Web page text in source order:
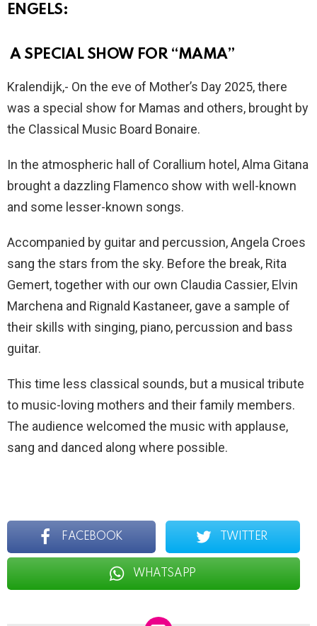
ENGELS:
A SPECIAL SHOW FOR “MAMA”
Kralendijk,- On the eve of Mother’s Day 2025, there
was a special show for Mamas and others, brought by
the Classical Music Board Bonaire.
In the atmospheric hall of Corallium hotel, Alma Gitana
brought a dazzling Flamenco show with well-known
and some lesser-known songs.
Accompanied by guitar and percussion, Angela Croes
sang the stars from the sky. Before the break, Rita
Gemert, together with our own Claudia Cassier, Elvin
Marchena and Rignald Kastaneer, gave a sample of
their skills with singing, piano, percussion and bass
guitar.
This time less classical sounds, but a musical tribute
to music-loving mothers and their family members.
The audience welcomed the music with applause,
sang and danced along where possible.
FACEBOOK TWITTER
WHATSAPP